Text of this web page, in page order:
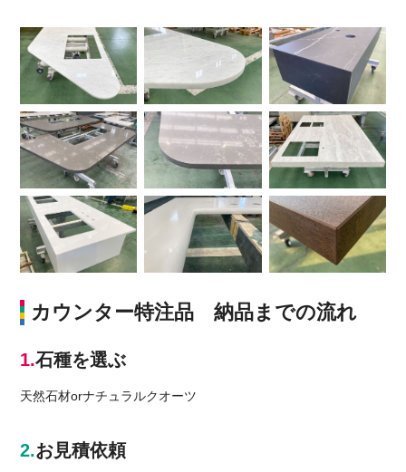
カウンター特注品 納品までの流れ
石種を選ぶ
天然石材orナチュラルクオーツ
お見積依頼